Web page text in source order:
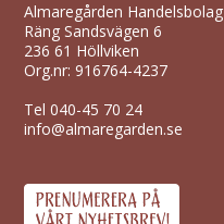
Almaregården Handelsbolag
Räng Sandsvägen 6
236 61 Höllviken
Org.nr: 916764-4237
Tel040-45 70 24
info@almaregarden.se